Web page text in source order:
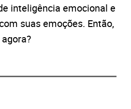
inteligência emocional e
suas emoções. Então,